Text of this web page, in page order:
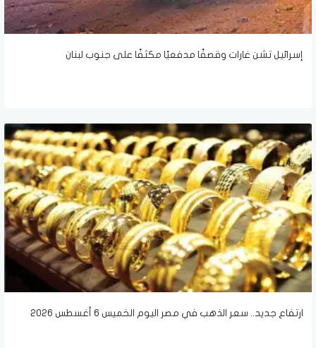
إسرائيل تشن غارات وقصفًا مدفعيًا مكثفًا على جنوب لبنان
ارتفاع جديد.. سعر الذهب في مصر اليوم الخميس 6 أغسطس 2026